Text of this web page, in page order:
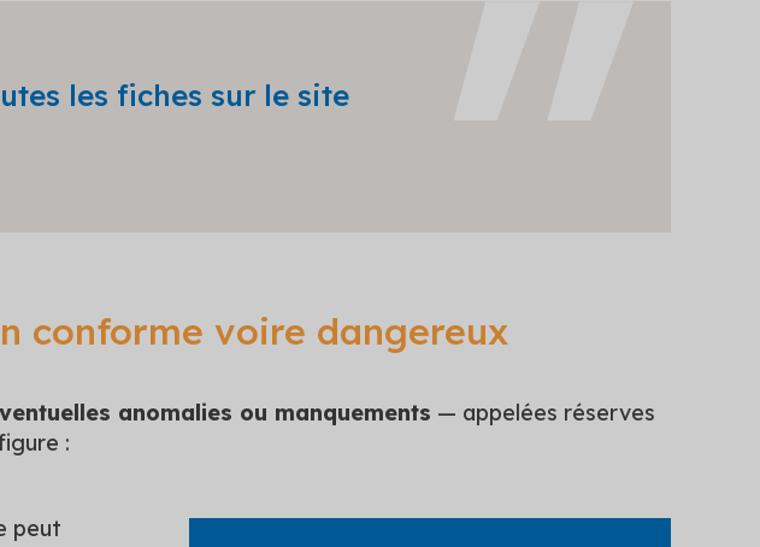
les fiches sur le site
conforme voire dangereux
anomalies ou manquements — appelées réserves
:
peut